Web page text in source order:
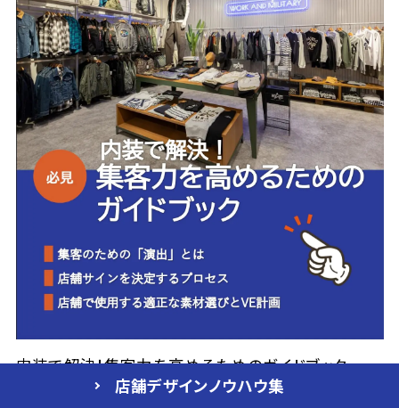
内装で解決！集客力を高めるためのガイドブック
店舗デザインノウハウ集